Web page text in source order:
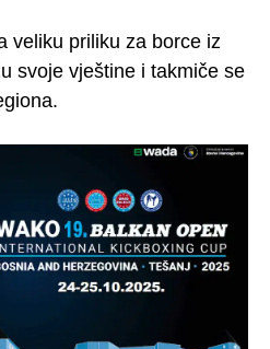
veliku priliku za borce iz
svoje vještine i takmiče se